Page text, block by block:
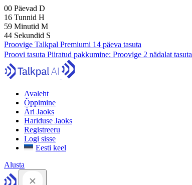
00 Päevad D
16 Tunnid H
59 Minutid M
43 Sekundid S
Proovige Talkpal Premiumi 14 päeva tasuta
Proovi tasuta Piiratud pakkumine: Proovige 2 nädalat tasuta
Avaleht
Õppimine
Äri Jaoks
Hariduse Jaoks
Registreeru
Logi sisse
Eesti keel
Alusta